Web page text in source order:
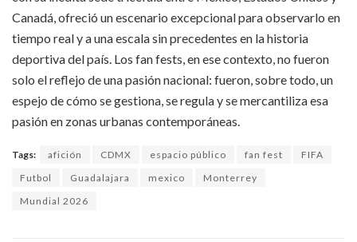
Canadá, ofreció un escenario excepcional para observarlo en
tiempo real y a una escala sin precedentes en la historia
deportiva del país. Los fan fests, en ese contexto, no fueron
solo el reflejo de una pasión nacional: fueron, sobre todo, un
espejo de cómo se gestiona, se regula y se mercantiliza esa
pasión en zonas urbanas contemporáneas.
Tags: afición CDMX espacio público fan fest
FIFA
Futbol
Guadalajara mexico
Monterrey
Mundial 2026